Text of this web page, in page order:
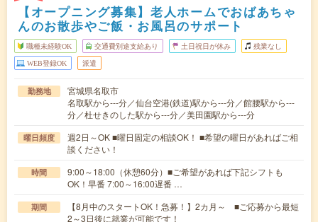
【オープニング募集】老人ホームでおばあちゃ
んのお散歩やご飯・お風呂のサポート
職種未経験OK 交通費別途支給あり 土日祝日が休み 残業なし
WEB登録OK 派遣
勤務地
宮城県名取市
名取駅から---分／仙台空港(鉄道)駅から---分／館腰駅から---
分／杜せきのした駅から---分／美田園駅から---分
曜日頻度
週2日～OK ■曜日固定の相談OK！ ■希望の曜日があればご相
談ください！
時間
9:00～18:00（休憩60分）■ご希望があれば下記シフトも
OK！早番 7:00～16:00遅番 …
期間
【8月中のスタートOK！急募！】2カ月～ ■ご応募から最短
2～3日後に就業が可能です！